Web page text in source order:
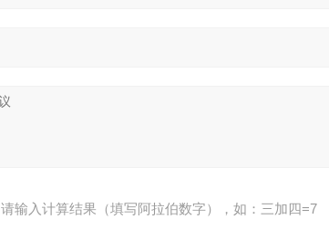
请输入计算结果（填写阿拉伯数字），如：三加四=7